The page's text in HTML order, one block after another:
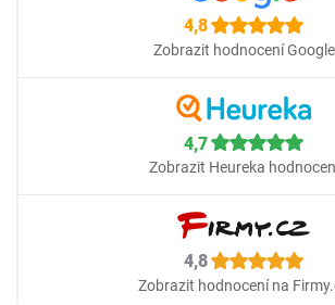
4,8
Zobrazit hodnocení Google
4,7
Zobrazit Heureka
4,8
Zobrazit hodnocení na